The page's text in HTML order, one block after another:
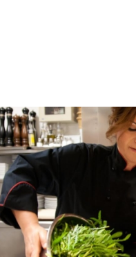
Με σκούφους,
αρχιμαγείρων που θα
κόσμο θα γεμίσει το
Θεσσαλονίκης από
έως και την Τρίτη 27
αποσκευές τα σύνεργά
αποκαλύψουν τα